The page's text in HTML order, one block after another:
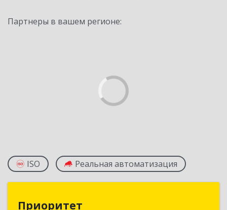
Партнеры в вашем регионе:
ISO Реальная автоматизация
Приоритет